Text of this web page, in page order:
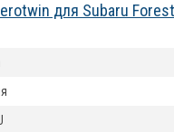
для Subaru